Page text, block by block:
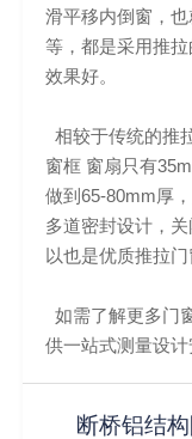
滑平移内倒窗，
等，都是采用推
效果好。
相较于传统的推
窗框 窗扇只有
做到65-80mm厚
多道密封设计，
以也是优质推拉门
如需了解更多门
供一站式测量设计
断桥铝结